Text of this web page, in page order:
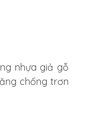
nhựa giả gỗ
chống trơn